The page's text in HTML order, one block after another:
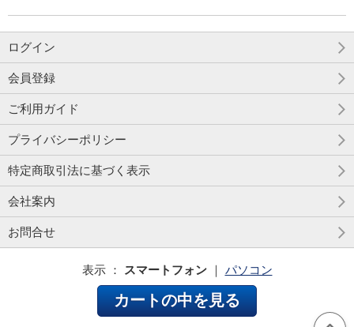
ログイン
会員登録
ご利用ガイド
プライバシーポリシー
特定商取引法に基づく表示
会社案内
お問合せ
表示 ： スマートフォン｜ パソコン
カートの中を見る